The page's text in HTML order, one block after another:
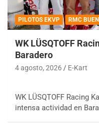
PILOTOS EKVP RMC
WK LÜSQTOFF
Baradero
4 agosto, 2026 E-Kart
WK LÜSQTOFF Racing
intensa actividad en
COBERTURA ESPECIAL DE
08/09-AGO
IAME SERIES ARGENTINA 6